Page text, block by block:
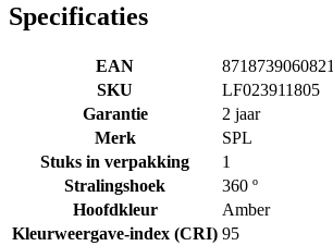
Specificaties
EAN
8718739060821
SKU
LF023911805
Garantie
2 jaar
Merk
SPL
Stuks in verpakking
1
Stralingshoek
360 º
Hoofdkleur
Amber
Kleurweergave-index (CRI) 95